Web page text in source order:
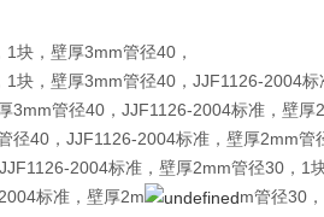
块，壁厚3mm管径40，
块，壁厚3mm管径40， JJF1126-2004标
3mm管径40， JJF1126-2004标准，壁厚
径40， JJF1126-2004标准，壁厚2mm管
JJF1126-2004标准，壁厚2mm管径30，1
标准，壁厚2m m管径30